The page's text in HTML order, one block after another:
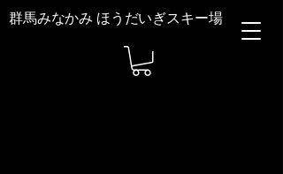
群馬みなかみ ほうだいぎスキー場